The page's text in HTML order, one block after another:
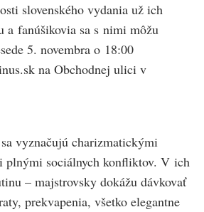
slovenského vydania už ich
a fanúšikovia sa s nimi môžu
5. novembra o 18:00
na Obchodnej ulici v
vyznačujú charizmatickými
plnými sociálnych konfliktov. V ich
– majstrovsky dokážu dávkovať
prekvapenia, všetko elegantne